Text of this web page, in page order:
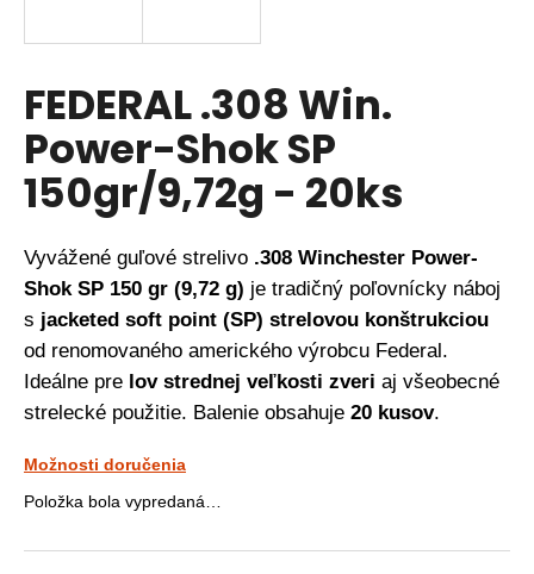
FEDERAL .308 Win.
Power-Shok SP
150gr/9,72g - 20ks
Vyvážené guľové strelivo .308 Winchester Power-
Shok SP 150 gr (9,72 g) je tradičný poľovnícky náboj
s jacketed soft point (SP) strelo­vou konštrukciou
od renomovaného amerického výrobcu Federal.
Ideálne pre lov strednej veľkosti zveri aj všeobecné
strelecké použitie. Balenie obsahuje 20 kusov.
Možnosti doručenia
Položka bola vypredaná…
s
ť
?
HĽADAŤ
O
d
p
r
ú
č